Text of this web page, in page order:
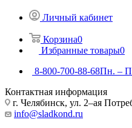
Личный кабинет
Корзина0
Избранные товары0
8-800-700-88-68Пн. –
Контактная информация
г. Челябинск, ул. 2–ая
info@sladkond.ru